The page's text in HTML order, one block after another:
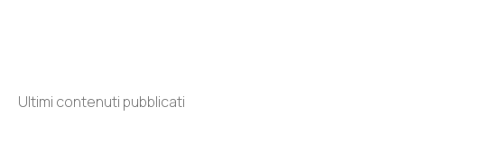
Ultimi contenuti pubblicati